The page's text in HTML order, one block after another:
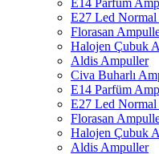
E27 Led
Florasan
Halojen Çubuk
Aldis Ampuller
Civa Buharlı
E14 Parfüm
E27 Led
Florasan
Halojen Çubuk
Aldis Ampuller